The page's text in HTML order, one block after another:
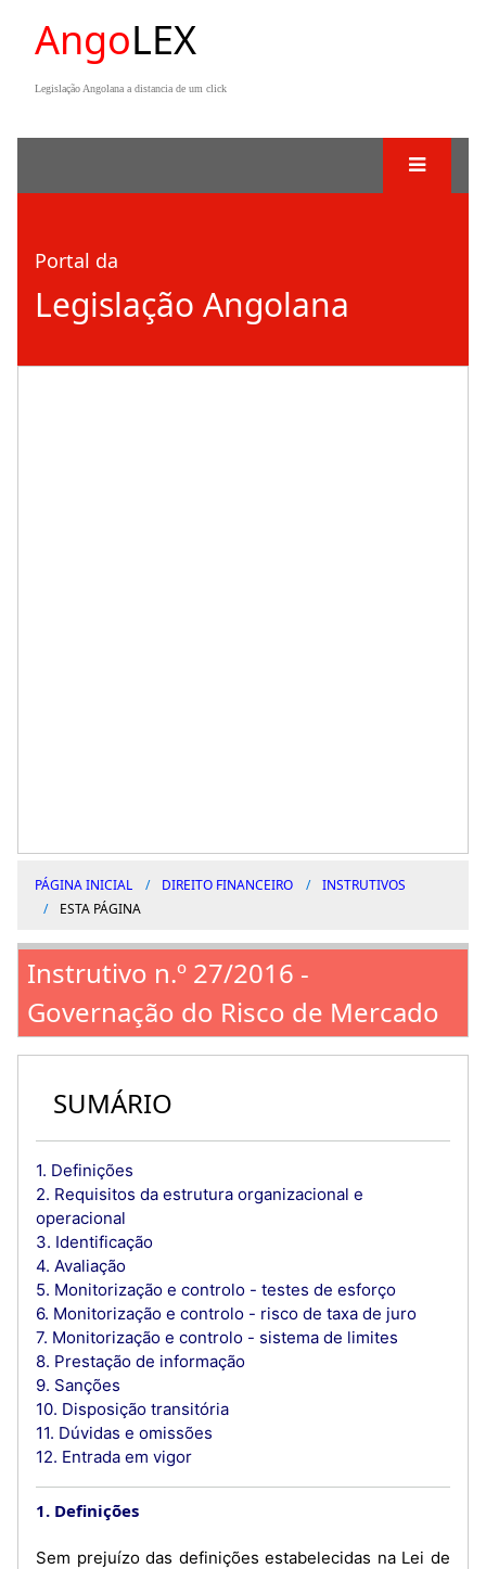
AngoLEX
Legislação Angolana a distancia de um click
Portal da
Legislação Angolana
PÁGINA INICIAL DIREITO FINANCEIRO
INSTRUTIVOS
ESTA PÁGINA
Instrutivo n.º 27/2016 -
Governação do Risco de Mercado
SUMÁRIO
1. Definições
2. Requisitos da estrutura organizacional e
operacional
3. Identificação
4. Avaliação
5. Monitorização e controlo - testes de esforço
6. Monitorização e controlo - risco de taxa de juro
7. Monitorização e controlo - sistema de limites
8. Prestação de informação
9. Sanções
10. Disposição transitória
11. Dúvidas e omissões
12. Entrada em vigor
1. Definições
Sem prejuízo das definições estabelecidas na Lei de